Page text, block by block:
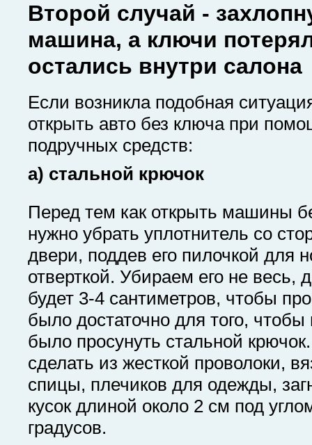
Второй случай -
машина, а ключи
остались внутри салона
Если возникла подобная
открыть авто без ключа при
подручных средств:
a) стальной крючок
Перед тем как открыть машины
нужно убрать уплотнитель со
двери, поддев его пилочкой для
отверткой. Убираем его не весь,
будет 3-4 сантиметров, чтобы
было достаточно для того,
было просунуть стальной
сделать из жесткой проволоки,
спицы, плечиков для одежды,
кусок длиной около 2 см под
градусов.